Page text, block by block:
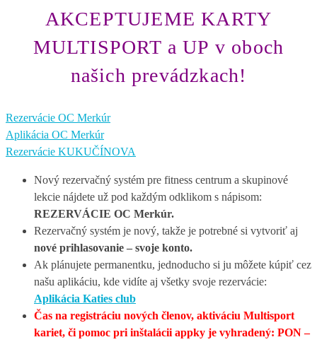
AKCEPTUJEME KARTY
MULTISPORT a UP v oboch
našich prevádzkach!
Rezervácie OC Merkúr
Aplikácia OC Merkúr
Rezervácie KUKUČÍNOVA
Nový rezervačný systém pre fitness centrum a skupinové
lekcie nájdete už pod každým odklikom s nápisom:
REZERVÁCIE OC Merkúr.
Rezervačný systém je nový, takže je potrebné si vytvoriť aj
nové prihlasovanie – svoje konto.
Ak plánujete permanentku, jednoducho si ju môžete kúpiť cez
našu aplikáciu, kde vidíte aj všetky svoje rezervácie:
Aplikácia Katies club
Čas na registráciu nových členov, aktiváciu Multisport
kariet, či pomoc pri inštalácii appky je vyhradený: PON –